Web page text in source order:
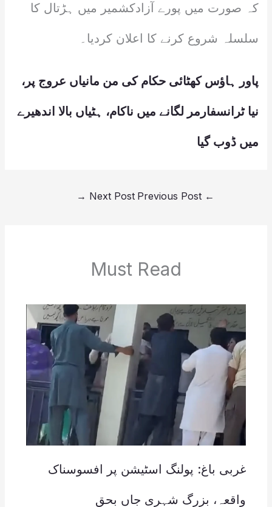
کہ صورت میں پورے آزادکشمیر میں ہڑتال کا
سلسلہ شروع کرنے کا اعلان کردیا۔
پاور ہاؤس کھٹائی حکام کی من مانیاں عروج پر،
نیا ٹرانسفارمر لگانے میں ناکام، ہٹیاں بالا اندھیرے
میں ڈوب گیا
←
Next Post
→
Must Read
غربی باغ: پولنگ اسٹیشن پر افسوسناک
واقعہ، بزرگ شہری جاں بحق